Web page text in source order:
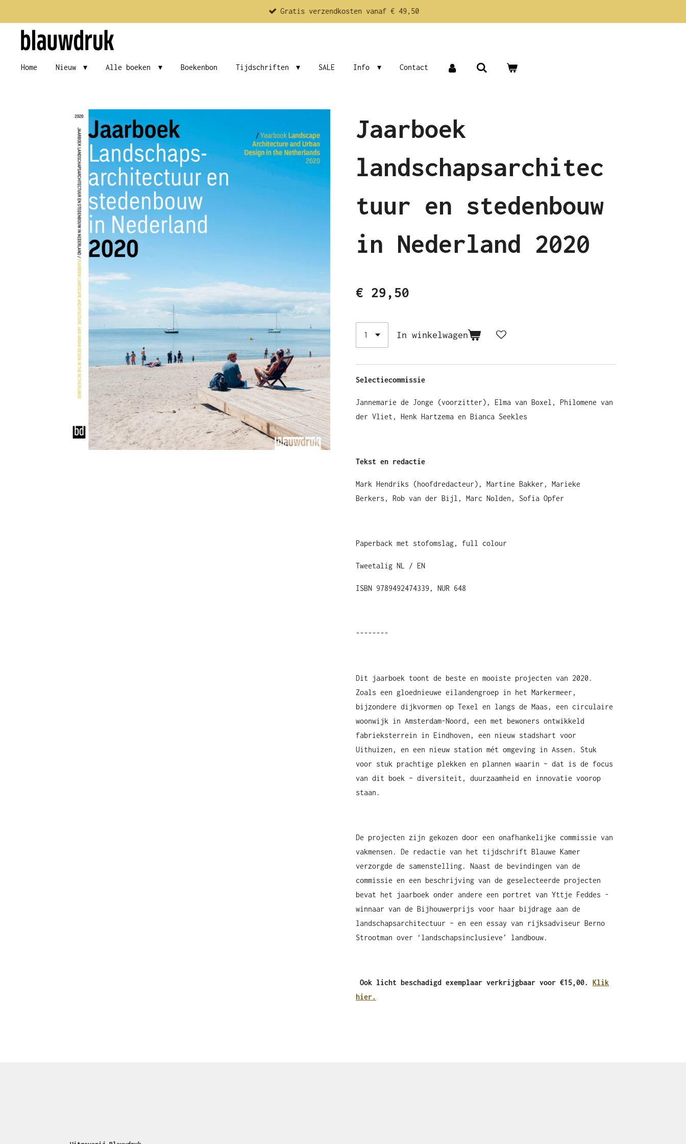
direct
hoofdinhoud
Gratis verzendkosten vanaf € 49,50
Home Nieuw Alle boeken Boekenbon Tijdschriften SALE Info Contact
Jaarboek
landschapsarchitec
tuur en stedenbouw
in Nederland 2020
€ 29,50
In winkelwagen
Selectiecommissie
Jannemarie de Jonge (voorzitter), Elma van Boxel, Philomene van
der Vliet, Henk Hartzema en Bianca Seekles
Tekst en redactie
Mark Hendriks (hoofdredacteur), Martine Bakker, Marieke
Berkers, Rob van der Bijl, Marc Nolden, Sofia Opfer
Paperback met stofomslag, full colour
Tweetalig NL / EN
ISBN 9789492474339, NUR 648
--------
Dit jaarboek toont de beste en mooiste projecten van 2020.
Zoals een gloednieuwe eilandengroep in het Markermeer,
bijzondere dijkvormen op Texel en langs de Maas, een circulaire
woonwijk in Amsterdam-Noord, een met bewoners ontwikkeld
fabrieksterrein in Eindhoven, een nieuw stadshart voor
Uithuizen, en een nieuw station mét omgeving in Assen. Stuk
voor stuk prachtige plekken en plannen waarin – dat is de focus
van dit boek – diversiteit, duurzaamheid en innovatie voorop
staan.
De projecten zijn gekozen door een onafhankelijke commissie van
vakmensen. De redactie van het tijdschrift Blauwe Kamer
verzorgde de samenstelling. Naast de bevindingen van de
commissie en een beschrijving van de geselecteerde projecten
bevat het jaarboek onder andere een portret van Yttje Feddes -
winnaar van de Bijhouwerprijs voor haar bijdrage aan de
landschapsarchitectuur – en een essay van rijksadviseur Berno
Strootman over ‘landschapsinclusieve’ landbouw.
Ook licht beschadigd exemplaar verkrijgbaar voor €15,00.
Klik
hier.